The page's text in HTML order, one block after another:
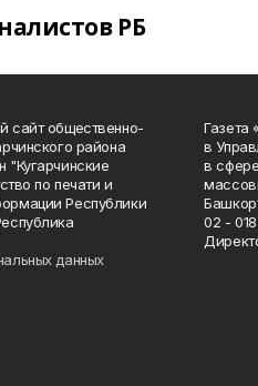
РБ
сайт общественно-
района
"Кугарчинские
по печати и
Республики
данных
Газета
в
в
02 -